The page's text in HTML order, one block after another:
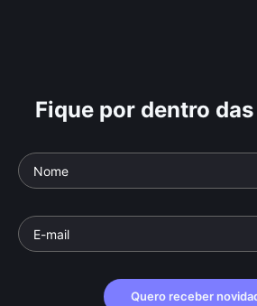
Fique por dentro
Quero receber